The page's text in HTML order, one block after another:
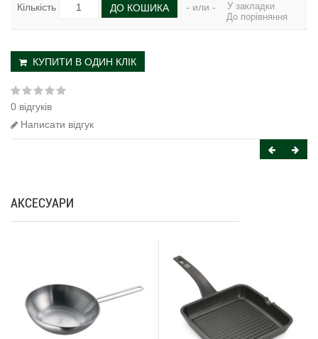
Кількість ДО КОШИКА - или -
У закладки
До порівняння
КУПИТИ В ОДИН КЛІК
0 відгуків
Написати відгук
АКСЕСУАРИ